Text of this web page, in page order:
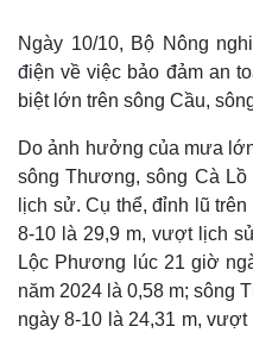
Thế giới
Ngày 10/10, Bộ Nông
điện về việc bảo đảm an
biệt lớn trên sông Cầu,
Do ảnh hưởng của mưa
sông Thương, sông Cà
lịch sử. Cụ thể, đỉnh lũ
8-10 là 29,9 m, vượt lịch
Lộc Phương lúc 21 giờ
năm 2024 là 0,58 m; sông
ngày 8-10 là 24,31 m,